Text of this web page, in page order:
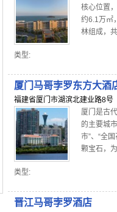
核心位置
约6.1万㎡
林组成，
类型:
厦门马哥孛罗东方大酒
福建省厦门市湖滨北建业路8号
厦门是古
的主要城
市”、“全
颗宝石，
类型:
晋江马哥孛罗酒店